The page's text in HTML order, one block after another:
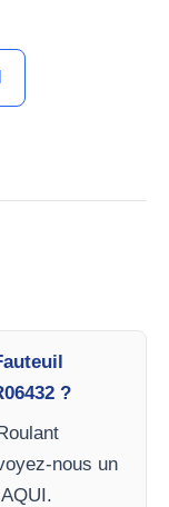
?
nous un